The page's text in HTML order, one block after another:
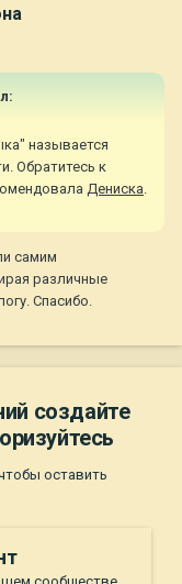
называется
Обратитесь к
Дениска.
самим
различные
Спасибо.
создайте
оставить